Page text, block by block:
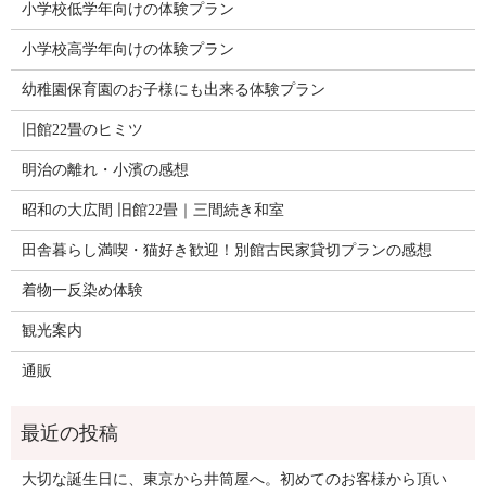
小学校低学年向けの体験プラン
小学校高学年向けの体験プラン
幼稚園保育園のお子様にも出来る体験プラン
旧館22畳のヒミツ
明治の離れ・小濱の感想
昭和の大広間 旧館22畳｜三間続き和室
田舎暮らし満喫・猫好き歓迎！別館古民家貸切プランの感想
着物一反染め体験
観光案内
通販
大切な誕生日に、東京から井筒屋へ。初めてのお客様から頂い